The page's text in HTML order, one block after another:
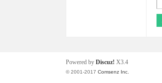
Powered by Discuz! X3.4
© 2001-2017 Comsenz Inc.